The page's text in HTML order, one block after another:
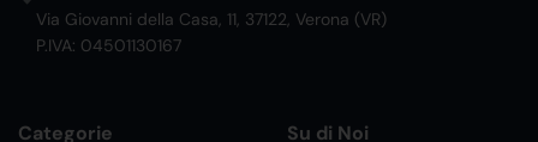
Via Giovanni della Casa, 11, 37122, Verona (VR)
P.IVA: 04501130167
Categorie Su di Noi